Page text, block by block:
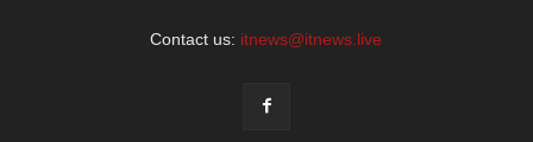
Contact us: itnews@itnews.live